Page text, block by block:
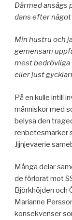
Därmed ansågs
dans efter
Min hustru och
gemensam
mest bedrövliga
eller just
På en kulle intill
människor med
belysa den
renbetesmarker
Jijnjevaerie
Många delar
de förlorat mot
Björkhöjden och
Marianne
konsekvenser